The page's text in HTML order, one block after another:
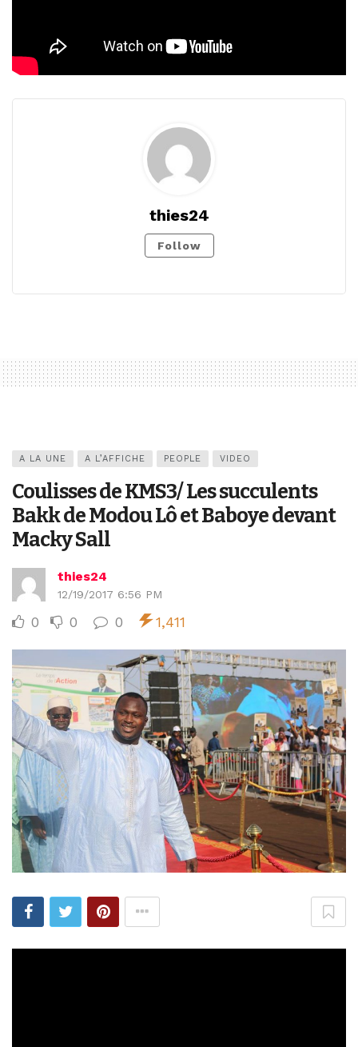
thies24
Follow
A LA UNE A L’AFFICHE PEOPLE VIDEO
Coulisses de KMS3/ Les succulents
Bakk de Modou Lô et Baboye devant
Macky Sall
thies24
12/19/2017 6:56 PM
0 0 0 1,411